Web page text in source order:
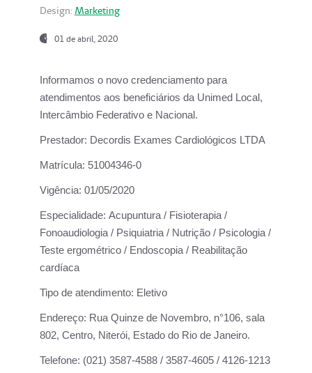
Design: Marketing
01 de abril, 2020
Informamos o novo credenciamento para
atendimentos aos beneficiários da Unimed Local,
Intercâmbio Federativo e Nacional.
Prestador: Decordis Exames Cardiológicos LTDA
Matrícula: 51004346-0
Vigência: 01/05/2020
Especialidade: Acupuntura / Fisioterapia /
Fonoaudiologia / Psiquiatria / Nutrição / Psicologia /
Teste ergométrico / Endoscopia / Reabilitação
cardíaca
Tipo de atendimento: Eletivo
Endereço: Rua Quinze de Novembro, n°106, sala
802, Centro, Niterói, Estado do Rio de Janeiro.
Telefone: (021) 3587-4588 / 3587-4605 / 4126-1213